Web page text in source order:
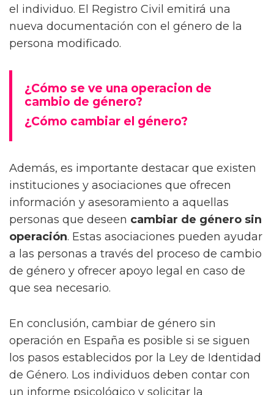
el individuo. El Registro Civil emitirá una
nueva documentación con el género de la
persona modificado.
¿Cómo se ve una operacion de
cambio de género?
¿Cómo cambiar el género?
Además, es importante destacar que existen
instituciones y asociaciones que ofrecen
información y asesoramiento a aquellas
personas que deseen cambiar de género sin
operación. Estas asociaciones pueden ayudar
a las personas a través del proceso de cambio
de género y ofrecer apoyo legal en caso de
que sea necesario.
En conclusión, cambiar de género sin
operación en España es posible si se siguen
los pasos establecidos por la Ley de Identidad
de Género. Los individuos deben contar con
un informe psicológico y solicitar la